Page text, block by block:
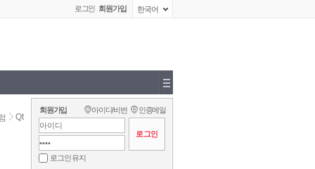
로그인 회원가입 한국어
Qt
회원가입 아이디/비번 인증메일
로그인 유지